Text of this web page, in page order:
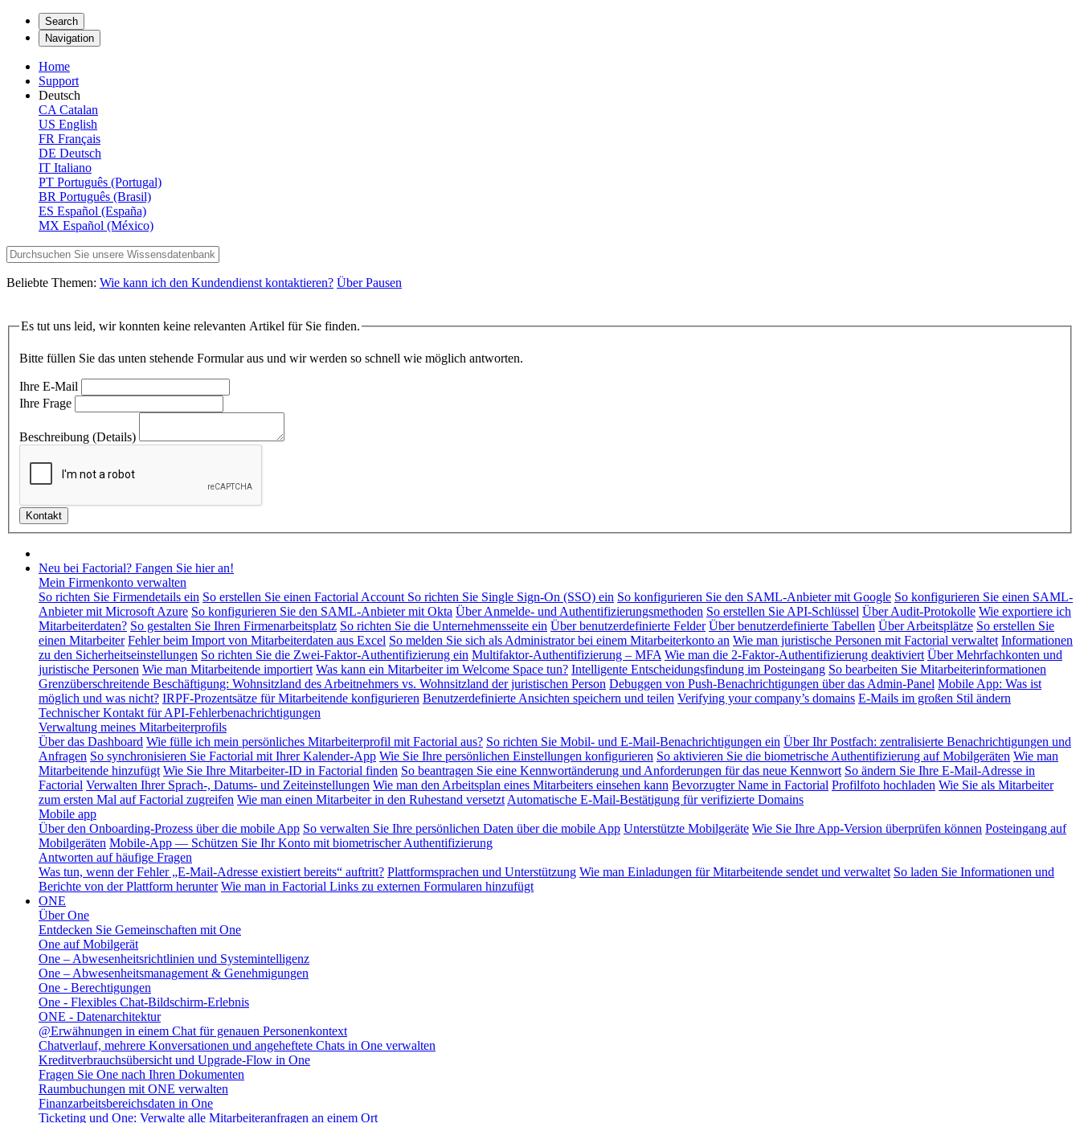
Search
Navigation
Home
Support
Deutsch
CA Catalan
US English
FR Français
DE Deutsch
IT Italiano
PT Português (Portugal)
BR Português (Brasil)
ES Español (España)
MX Español (México)
Beliebte Themen: Wie kann ich den Kundendienst kontaktieren? Über Pausen
Es tut uns leid, wir konnten keine relevanten Artikel für Sie finden.
Bitte füllen Sie das unten stehende Formular aus und wir werden so schnell wie möglich antworten.
Ihre E-Mail
Ihre Frage
Beschreibung (Details)
Neu bei Factorial? Fangen Sie hier an!
Mein Firmenkonto verwalten
So richten Sie Firmendetails ein So erstellen Sie einen Factorial Account So richten Sie Single Sign-On (SSO) ein So konfigurieren Sie den SAML-Anbieter mit Google So konfigurieren Sie einen SAML-
Anbieter mit Microsoft Azure So konfigurieren Sie den SAML-Anbieter mit Okta Über Anmelde- und Authentifizierungsmethoden So erstellen Sie API-Schlüssel Über Audit-Protokolle Wie exportiere ich
Mitarbeiterdaten? So gestalten Sie Ihren Firmenarbeitsplatz So richten Sie die Unternehmensseite ein Über benutzerdefinierte Felder Über benutzerdefinierte Tabellen Über Arbeitsplätze So erstellen Sie
einen Mitarbeiter Fehler beim Import von Mitarbeiterdaten aus Excel So melden Sie sich als Administrator bei einem Mitarbeiterkonto an Wie man juristische Personen mit Factorial verwaltet Informationen
zu den Sicherheitseinstellungen So richten Sie die Zwei-Faktor-Authentifizierung ein Multifaktor-Authentifizierung – MFA Wie man die 2-Faktor-Authentifizierung deaktiviert Über Mehrfachkonten und
juristische Personen Wie man Mitarbeitende importiert Was kann ein Mitarbeiter im Welcome Space tun? Intelligente Entscheidungsfindung im Posteingang So bearbeiten Sie Mitarbeiterinformationen
Grenzüberschreitende Beschäftigung: Wohnsitzland des Arbeitnehmers vs. Wohnsitzland der juristischen Person Debuggen von Push-Benachrichtigungen über das Admin-Panel Mobile App: Was ist
möglich und was nicht? IRPF-Prozentsätze für Mitarbeitende konfigurieren Benutzerdefinierte Ansichten speichern und teilen Verifying your company’s domains E-Mails im großen Stil ändern
Technischer Kontakt für API-Fehlerbenachrichtigungen
Verwaltung meines Mitarbeiterprofils
Über das Dashboard Wie fülle ich mein persönliches Mitarbeiterprofil mit Factorial aus? So richten Sie Mobil- und E-Mail-Benachrichtigungen ein Über Ihr Postfach: zentralisierte Benachrichtigungen und
Anfragen So synchronisieren Sie Factorial mit Ihrer Kalender-App Wie Sie Ihre persönlichen Einstellungen konfigurieren So aktivieren Sie die biometrische Authentifizierung auf Mobilgeräten Wie man
Mitarbeitende hinzufügt Wie Sie Ihre Mitarbeiter-ID in Factorial finden So beantragen Sie eine Kennwortänderung und Anforderungen für das neue Kennwort So ändern Sie Ihre E-Mail-Adresse in
Factorial Verwalten Ihrer Sprach-, Datums- und Zeiteinstellungen Wie man den Arbeitsplan eines Mitarbeiters einsehen kann Bevorzugter Name in Factorial Profilfoto hochladen Wie Sie als Mitarbeiter
zum ersten Mal auf Factorial zugreifen Wie man einen Mitarbeiter in den Ruhestand versetzt Automatische E-Mail-Bestätigung für verifizierte Domains
Mobile app
Über den Onboarding-Prozess über die mobile App So verwalten Sie Ihre persönlichen Daten über die mobile App Unterstützte Mobilgeräte Wie Sie Ihre App-Version überprüfen können Posteingang auf
Mobilgeräten Mobile-App — Schützen Sie Ihr Konto mit biometrischer Authentifizierung
Antworten auf häufige Fragen
Was tun, wenn der Fehler „E-Mail-Adresse existiert bereits“ auftritt? Plattformsprachen und Unterstützung Wie man Einladungen für Mitarbeitende sendet und verwaltet So laden Sie Informationen und
Berichte von der Plattform herunter Wie man in Factorial Links zu externen Formularen hinzufügt
ONE
Über One
Entdecken Sie Gemeinschaften mit One
One auf Mobilgerät
One – Abwesenheitsrichtlinien und Systemintelligenz
One – Abwesenheitsmanagement & Genehmigungen
One - Berechtigungen
One - Flexibles Chat-Bildschirm-Erlebnis
ONE - Datenarchitektur
@Erwähnungen in einem Chat für genauen Personenkontext
Chatverlauf, mehrere Konversationen und angeheftete Chats in One verwalten
Kreditverbrauchsübersicht und Upgrade-Flow in One
Fragen Sie One nach Ihren Dokumenten
Raumbuchungen mit ONE verwalten
Finanzarbeitsbereichsdaten in One
Ticketing und One: Verwalte alle Mitarbeiteranfragen an einem Ort